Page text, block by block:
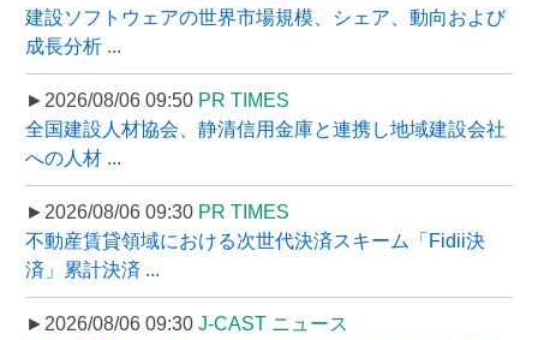
建設ソフトウェアの世界市場規模、シェア、動向および
成長分析 ...
►2026/08/06 09:50 PR TIMES
全国建設人材協会、静清信用金庫と連携し地域建設会社
への人材 ...
►2026/08/06 09:30 PR TIMES
不動産賃貸領域における次世代決済スキーム「Fidii決
済」累計決済 ...
►2026/08/06 09:30 J-CAST ニュース